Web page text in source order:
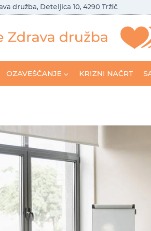
družba, Deteljica 10, 4290 Tržič
OZAVEŠČANJE KRIZNI NAČRT